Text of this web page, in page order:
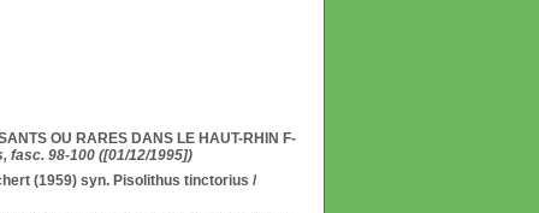
OU RARES DANS LE HAUT-RHIN F-
fasc. 98-100 ([01/12/1995])
(1959) syn. Pisolithus tinctorius /